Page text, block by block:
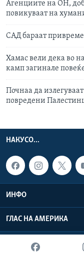
Агенциите на ОН,
повикуваат на
САД бараат
Хамас вели дека во
камп загинале
Почнаа да
повредени
НАКУСО...
ИНФО
ГЛАС НА АМЕРИКА
Глас на